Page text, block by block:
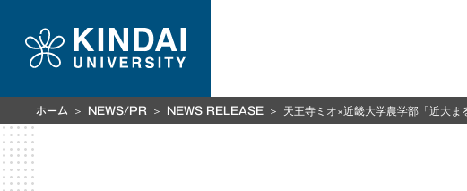
ホーム NEWS/PR NEWS RELEASE 天王寺ミオ×近畿大学農学部「近大ま